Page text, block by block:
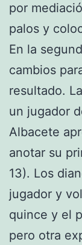
por
palos y
En la
cambios
resultado.
un jugador
Albacete
anotar su
13). Los
jugador y
quince y el
pero otra